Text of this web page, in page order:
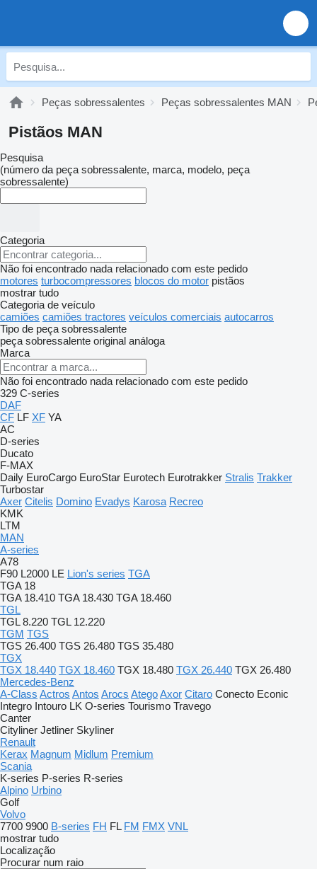
Peças sobressalentes Peças sobressalentes MAN
Pistãos MAN
Pesquisa
(número da peça sobressalente, marca, modelo, peça
sobressalente)
Categoria
Não foi encontrado nada relacionado com este pedido
motores turbocompressores blocos do motor pistãos
mostrar tudo
Categoria de veículo
camiões camiões tractores veículos comerciais autocarros
Tipo de peça sobressalente
peça sobressalente original análoga
Marca
Não foi encontrado nada relacionado com este pedido
329 C-series
DAF
CF LF XF YA
AC
D-series
Ducato
F-MAX
Daily EuroCargo EuroStar Eurotech Eurotrakker Stralis Trakker
Turbostar
Axer Citelis Domino Evadys Karosa Recreo
KMK
LTM
MAN
A-series
A78
F90 L2000 LE Lion's series TGA
TGA 18
TGA 18.410 TGA 18.430 TGA 18.460
TGL
TGL 8.220 TGL 12.220
TGM TGS
TGS 26.400 TGS 26.480 TGS 35.480
TGX
TGX 18.440 TGX 18.460 TGX 18.480 TGX 26.440 TGX 26.480
Mercedes-Benz
A-Class Actros Antos Arocs AtegoAxor Citaro Conecto Econic
Integro Intouro LK O-series Tourismo Travego
Canter
Cityliner Jetliner Skyliner
Renault
Kerax Magnum Midlum Premium
Scania
K-series P-series R-series
Alpino Urbino
Golf
Volvo
7700 9900 B-series FH FL FM FMX VNL
mostrar tudo
Localização
Procurar num raio